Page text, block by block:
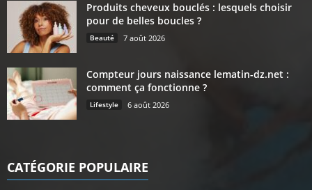
Produits cheveux bouclés : lesquels choisir
pour de belles boucles ?
Beauté 7 août 2026
Compteur jours naissance lematin-dz.net :
comment ça fonctionne ?
Lifestyle 6 août 2026
CATÉGORIE POPULAIRE